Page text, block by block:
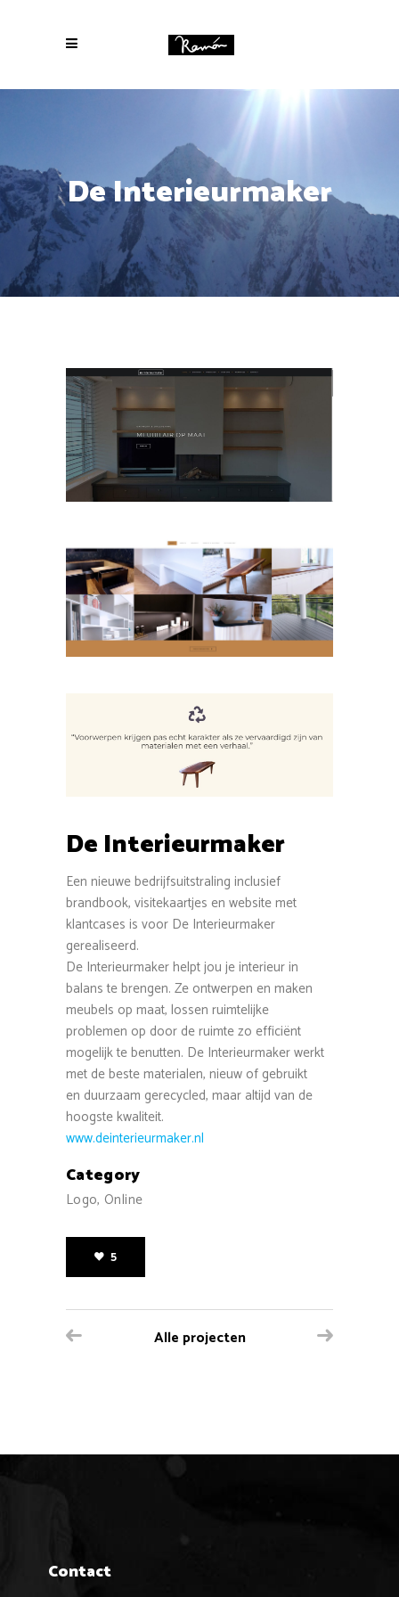
De Interieurmaker
De Interieurmaker
Een nieuwe bedrijfsuitstraling inclusief
brandbook, visitekaartjes en website met
klantcases is voor De Interieurmaker
gerealiseerd.
De Interieurmaker helpt jou je interieur in
balans te brengen. Ze ontwerpen en maken
meubels op maat, lossen ruimtelijke
problemen op door de ruimte zo efficiënt
mogelijk te benutten. De Interieurmaker werkt
met de beste materialen, nieuw of gebruikt
en duurzaam gerecycled, maar altijd van de
hoogste kwaliteit.
www.deinterieurmaker.nl
Category
Logo, Online
5
Alle projecten
Contact